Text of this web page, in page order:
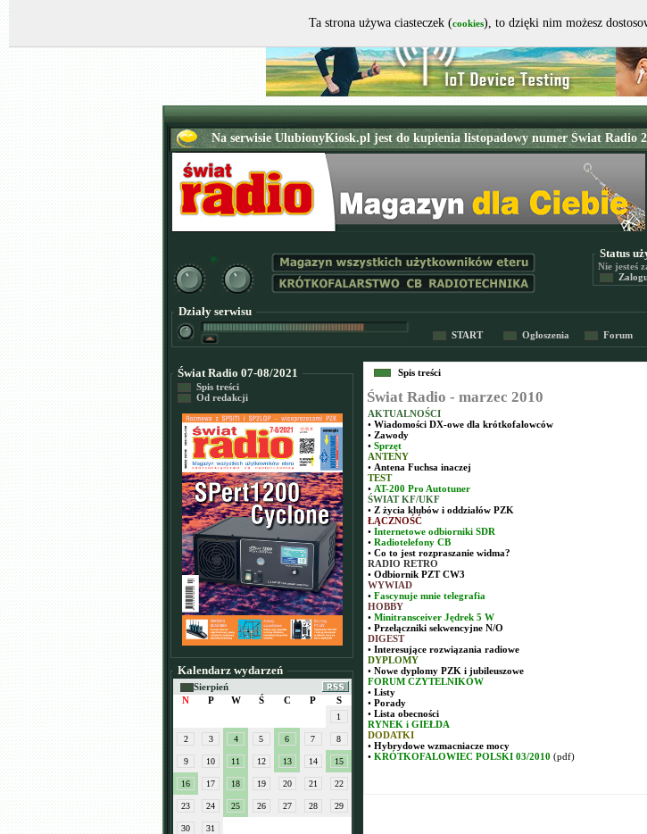
Status
Nie jesteś
Działy serwisu
START Ogłoszenia Forum
Świat Radio 07-08/2021
Spis treści
Od redakcji
Kalendarz wydarzeń
Sierpień
N
P W Ś C P S
1
2 3 4 5 6 7 8
9 10 11 12 13 14 15
16 17 18 19 20 21 22
23 24 25 26 27 28 29
30 31
Spis treści
Świat Radio - marzec 2010
AKTUALNOŚCI
• Wiadomości DX-owe dla krótkofalowców
• Zawody
• Sprzęt
ANTENY
• Antena Fuchsa inaczej
TEST
• AT-200 Pro Autotuner
ŚWIAT KF/UKF
• Z życia klubów i oddziałów PZK
ŁĄCZNOŚĆ
• Internetowe odbiorniki SDR
• Radiotelefony CB
• Co to jest rozpraszanie widma?
RADIO RETRO
• Odbiornik PZT CW3
WYWIAD
• Fascynuje mnie telegrafia
HOBBY
• Minitransceiver Jędrek 5 W
• Przełączniki sekwencyjne N/O
DIGEST
• Interesujące rozwiązania radiowe
DYPLOMY
• Nowe dyplomy PZK i jubileuszowe
FORUM CZYTELNIKÓW
• Listy
• Porady
• Lista obecności
RYNEK i GIEŁDA
DODATKI
• Hybrydowe wzmacniacze mocy
• KRÓTKOFALOWIEC POLSKI 03/2010 (pdf)
Ta strona używa ciasteczek (cookies), to dzięki nim możesz